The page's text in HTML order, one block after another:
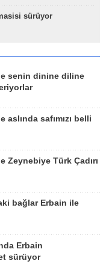
sürüyor
senin dinine diline
safımızı belli
Zeynebiye Türk Çadırı
bağlar Erbain ile
Erbain
sürüyor